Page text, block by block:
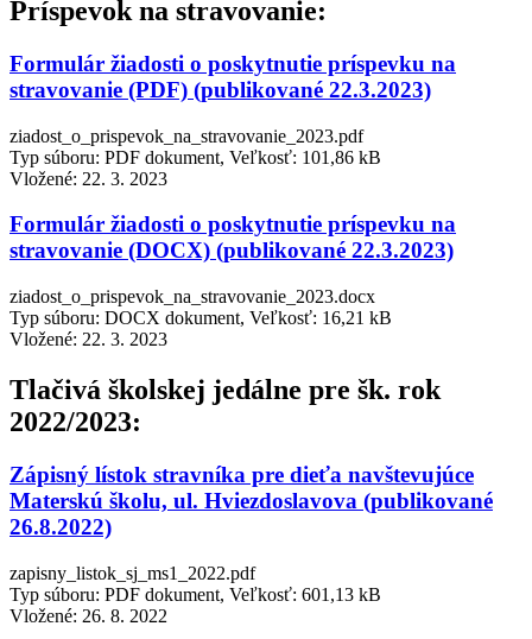
Príspevok na stravovanie:
Formulár žiadosti o poskytnutie príspevku na
stravovanie (PDF) (publikované 22.3.2023)
ziadost_o_prispevok_na_stravovanie_2023.pdf
Typ súboru: PDF dokument, Veľkosť: 101,86 kB
Vložené: 22. 3. 2023
Formulár žiadosti o poskytnutie príspevku na
stravovanie (DOCX) (publikované 22.3.2023)
ziadost_o_prispevok_na_stravovanie_2023.docx
Typ súboru: DOCX dokument, Veľkosť: 16,21 kB
Vložené: 22. 3. 2023
Tlačivá školskej jedálne pre šk. rok
2022/2023:
Zápisný lístok stravníka pre dieťa navštevujúce
Materskú školu, ul. Hviezdoslavova (publikované
26.8.2022)
zapisny_listok_sj_ms1_2022.pdf
Typ súboru: PDF dokument, Veľkosť: 601,13 kB
Vložené: 26. 8. 2022